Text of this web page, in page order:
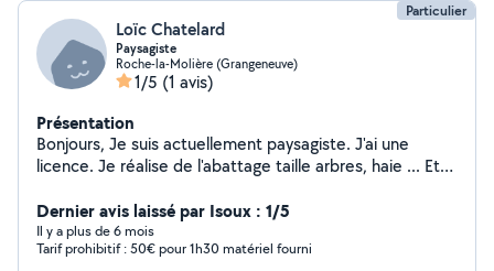
Particulier
Loïc Chatelard
Paysagiste
Roche-la-Molière (Grangeneuve)
1/5 (1 avis)
Présentation
Bonjours, Je suis actuellement paysagiste. J'ai une
licence. Je réalise de l'abattage taille arbres, haie ... Et
Dernier avis laissé par Isoux : 1/5
Il y a plus de 6 mois
Tarif prohibitif : 50€ pour 1h30 matériel fourni